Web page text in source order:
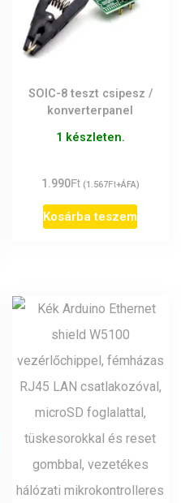
SOIC-8 teszt csipesz /
konverterpanel
1 készleten.
1.990Ft (1.567Ft+ÁFA)
Kosárba teszem